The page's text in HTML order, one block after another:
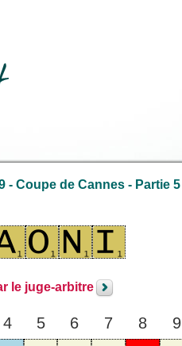
- Coupe de Cannes - Partie 5
le juge-arbitre
4 5 6 7 8 9